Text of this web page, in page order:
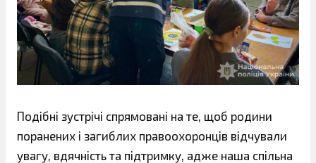
Подібні зустрічі спрямовані на те, щоб родини
поранених і загиблих правоохоронців відчували
увагу, вдячність та підтримку, адже наша спільна